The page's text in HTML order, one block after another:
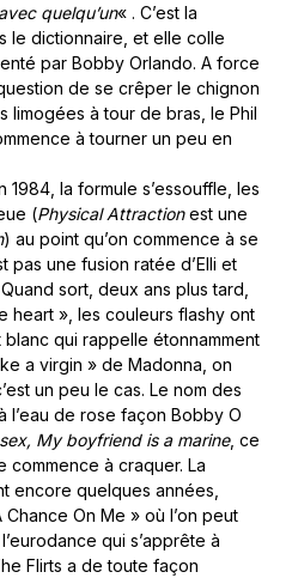
quelqu’un« . C’est la
le dictionnaire, et elle colle
par Bobby Orlando. A force
de se crêper le chignon
limogées à tour de bras, le Phil
à tourner un peu en
1984, la formule s’essouffle, les
(Physical Attractionest une
) au point qu’on commence à se
pas une fusion ratée d’Elli et
sort, deux ans plus tard,
heart », les couleurs flashy ont
qui rappelle étonnamment
a virgin » de Madonna, on
un peu le cas. Le nom des
l’eau de rose façon Bobby O
My boyfriend is a marine, ce
commence à craquer. La
encore quelques années,
Chance On Me » où l’on peut
qui s’apprête à
Flirts a de toute façon